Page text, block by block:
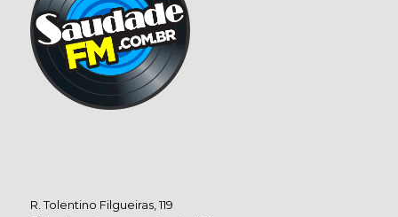
R. Tolentino Filgueiras, 119